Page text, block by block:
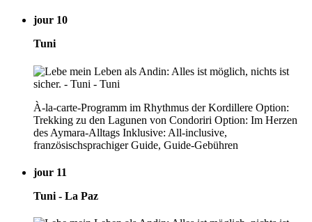
jour 10
Tuni
À-la-carte-Programm im Rhythmus der Kordillere Option:
Trekking zu den Lagunen von Condoriri Option: Im Herzen
des Aymara-Alltags Inklusive: All-inclusive,
französischsprachiger Guide, Guide-Gebühren
jour 11
Tuni - La Paz